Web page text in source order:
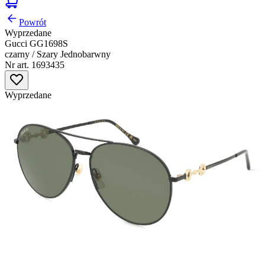
Powrót
Wyprzedane
Gucci GG1698S
czarny / Szary Jednobarwny
Nr art. 1693435
Wyprzedane